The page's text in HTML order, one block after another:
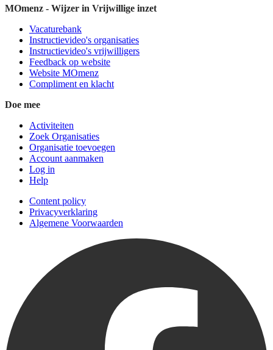
MOmenz - Wijzer in Vrijwillige inzet
Vacaturebank
Instructievideo's organisaties
Instructievideo's vrijwilligers
Feedback op website
Website MOmenz
Compliment en klacht
Doe mee
Activiteiten
Zoek Organisaties
Organisatie toevoegen
Account aanmaken
Log in
Help
Content policy
Privacyverklaring
Algemene Voorwaarden